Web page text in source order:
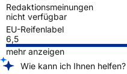
Redaktionsmeinungen
nicht verfügbar
EU-Reifenlabel
6,5
mehr anzeigen
Wie kann ich Ihnen helfen?